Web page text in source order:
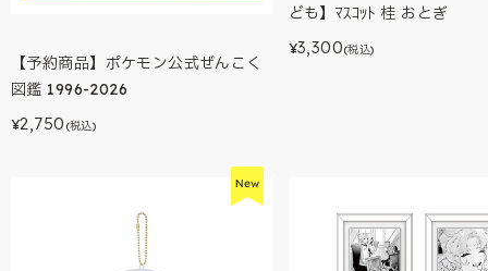
【予約商品】ポケモン公式ぜんこく
図鑑 1996-2026
¥2,750 (税込)
ども】ﾏｽｺｯﾄ 桂 おとぎ
¥3,300(税込)